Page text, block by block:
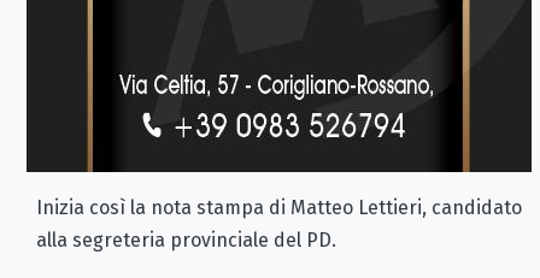
Inizia così la nota stampa di Matteo Lettieri, candidato
alla segreteria provinciale del PD.